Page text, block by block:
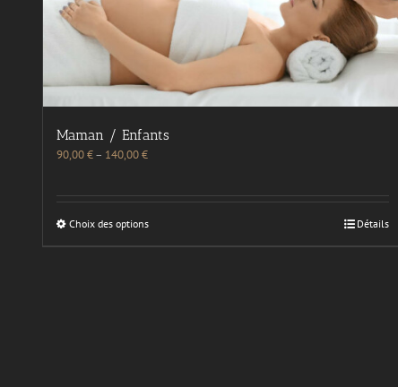
Maman / Enfants
90,00€– 140,00€
Choix des options Détails